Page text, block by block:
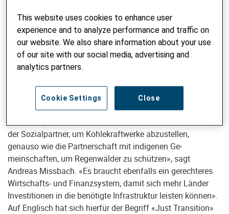
Dafür braucht es einen schnellen und gerechten Ausstieg
aus den fossilen Energien», sagt Andreas Missbach,
Geschäftsleiter von Alliance Sud.
Schnell muss der Ausstieg aus den fossilen Energien
gehen, um die globale Erwärmung einzu­dämmen und noch
schlimmere Auswirkungen und Schäden zu verhindern.
Gerecht muss die Energiewende sein, weil sie nur so
der Sozialpartner, um Kohlekraftwerke abzustellen,
genauso wie die Partnerschaft mit indigenen Ge­
meinschaften, um Regenwälder zu schützen», sagt
Andreas Missbach. «Es braucht ebenfalls ein gerechteres
Wirtschafts- und Finanzsystem, damit sich mehr Länder
Investitionen in die benötigte Infrastruktur leisten können».
Auf Englisch hat sich hierfür der Begriff «Just Transition»
This website uses cookies to enhance user
experience and to analyze performance and traffic on
our website. We also share information about your use
of our site with our social media, advertising and
analytics partners.
Close
Cookie Settings